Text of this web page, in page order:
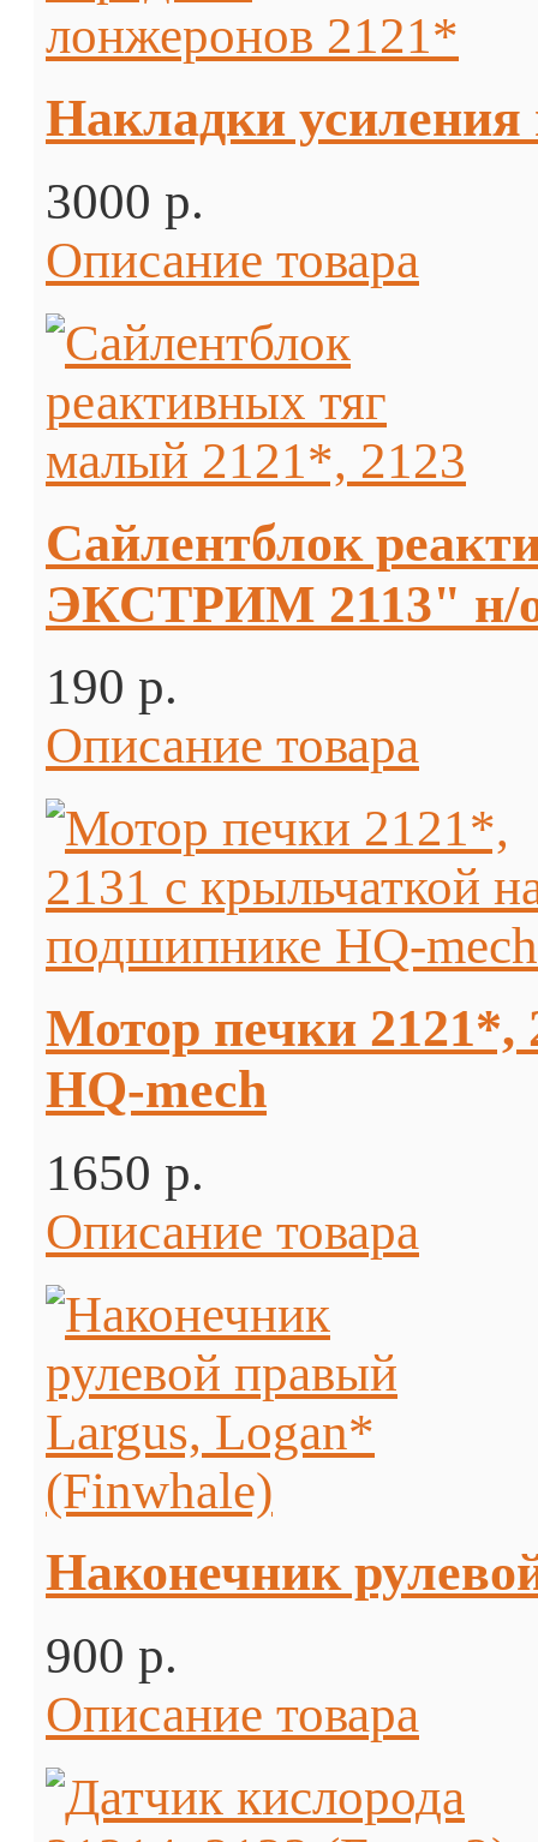
Накладки усиления
3000 p.
Описание товара
Сайлентблок
ЭКСТРИМ 2113" н/
190 p.
Описание товара
Мотор печки 2121*,
HQ-mech
1650 p.
Описание товара
Наконечник
900 p.
Описание товара